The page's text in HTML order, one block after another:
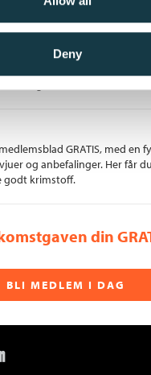
Deny
i Krypet er dialogdrevet
GRATIS, med en
og anbefalinger. Her får
godt krimstoff.
din
BLI MEDLEM I DAG